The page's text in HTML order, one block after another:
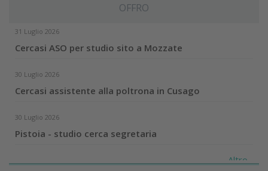
OFFRO
31 Luglio 2026
Cercasi ASO per studio sito a Mozzate
30 Luglio 2026
Cercasi assistente alla poltrona in Cusago
30 Luglio 2026
Pistoia - studio cerca segretaria
Altro...